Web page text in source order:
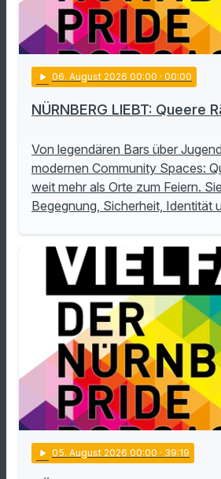
play_arrow 06. August 2026 00:00 · 00:00
NÜRNBERG LIEBT: Queere
Von legendären Bars über
modernen Community Spaces:
weit mehr als Orte zum Feiern.
Begegnung, Sicherheit, Identität
play_arrow 05. August 2026 00:00 · 39:19